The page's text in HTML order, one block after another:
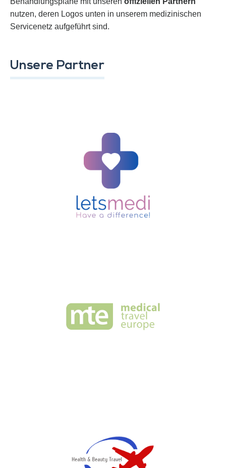
nutzen, deren Logos unten in unserem medizinischen
Servicenetz aufgeführt sind.
Unsere Partner
gehe zur Seite >
gehe zur Seite >